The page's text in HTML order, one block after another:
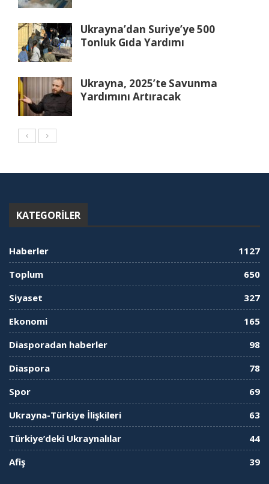
Ukrayna’dan Suriye’ye 500
Tonluk Gıda Yardımı
Ukrayna, 2025’te Savunma
Yardımını Artıracak
KATEGORILER
Haberler
1127
Toplum
650
Siyaset
327
Ekonomi
165
Diasporadan haberler
98
Diaspora
78
Spor
69
Ukrayna-Türkiye İlişkileri
63
Türkiye’deki Ukraynalılar
44
Afiş
39